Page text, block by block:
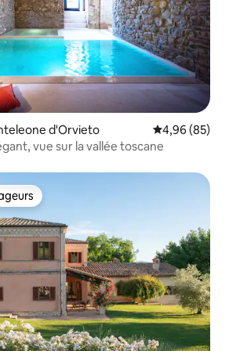
d'Orvieto Note
4,96 (85)
vue sur la vallée toscane